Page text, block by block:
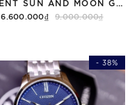
6.600.000₫ 9.000.000₫
- 38%